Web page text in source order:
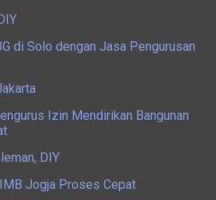
di Solo dengan Jasa Pengurusan
Izin Mendirikan Bangunan
DIY
Jogja Proses Cepat